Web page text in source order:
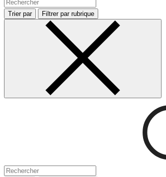
Trier par Filtrer par rubrique